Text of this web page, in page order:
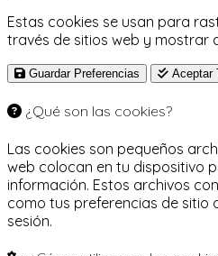
Estas cookies se usan para
través de sitios web y mostrar
Guardar Preferencias Aceptar
¿Qué son las cookies?
Las cookies son pequeños
web colocan en tu dispositivo
información. Estos archivos
como tus preferencias de sitio
sesión.